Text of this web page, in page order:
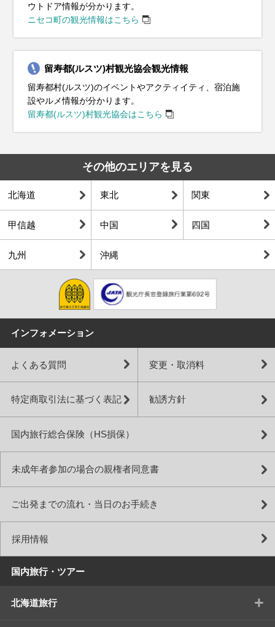
ウトドア情報が分かります。
ニセコ町の観光情報はこちら
留寿都(ルスツ)村観光協会観光情報
留寿都村(ルスツ)のイベントやアクティイティ、宿泊施
設やルメ情報が分かります。
留寿都(ルスツ)村観光協会はこちら
その他のエリアを見る
北海道 東北 関東
甲信越 中国 四国
九州 沖縄
インフォメーション
よくある質問 変更・取消料
特定商取引法に基づく表記 勧誘方針
国内旅行総合保険（HS損保）
未成年者参加の場合の親権者同意書
ご出発までの流れ・当日のお手続き
採用情報
国内旅行・ツアー
北海道旅行 +